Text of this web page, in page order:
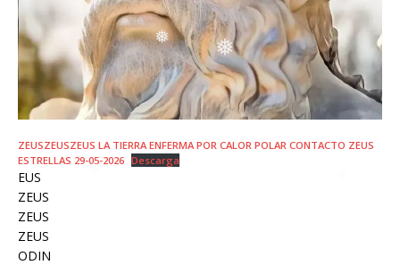
❅
❅
❅ ❅ ❅
ZEUSZEUSZEUS LA TIERRA ENFERMA POR CALOR POLAR CONTACTO ZEUS
ESTRELLAS 29-05-2026 Descarga
EUS
ZEUS
ZEUS
ZEUS
ODIN